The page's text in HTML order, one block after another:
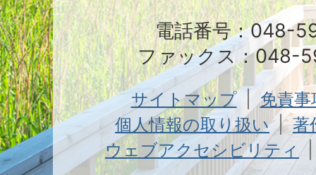
電話番号：048-
ファックス：048-
サイトマップ
免責
個人情報の取り扱い
著
ウェブアクセシビリティ